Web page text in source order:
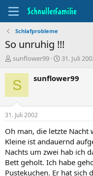
Schlafprobleme
So unruhig !!!
T
e
m
n
t
a
t
e
r
sunflower99
B
g
a
t
m
31. Juli
S sunflower99
31. Juli 2002
Oh man, die letzte Nacht
Kleine ist andauernd
Nachts um zwei hab ich
Bett geholt. Ich habe
Pustekuchen. Er hat sich